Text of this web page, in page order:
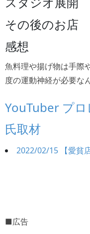
その後のお店
感想
魚料理や揚げ物は手際
度の運動神経が必要な
YouTuber プ
氏取材
2022/02/15 【愛貧
■広告